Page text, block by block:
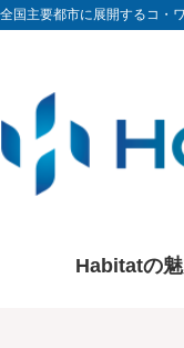
全国主要都市に展開するコ
Habitatの